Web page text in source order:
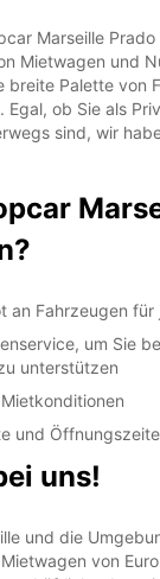
Marseille Prado
Mietwagen und
breite Palette von
Egal, ob Sie als
sind, wir
an Fahrzeugen
um Sie
unterstützen
und
uns!
und die
von